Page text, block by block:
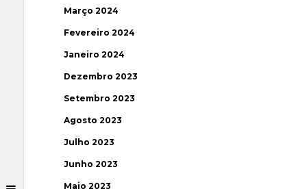
Março 2024
Fevereiro 2024
Janeiro 2024
Dezembro 2023
Setembro 2023
Agosto 2023
Julho 2023
Junho 2023
Maio 2023